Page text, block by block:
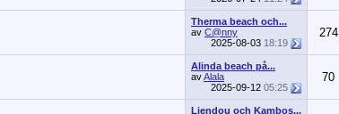
Therma beach och...
av C@nny
2025-08-03 18:19
274
Alinda beach på...
avAlala
2025-09-12 05:25
70
Liendou och Kambos...